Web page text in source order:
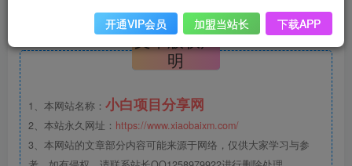
文章版权声
明
1、本网站名称： 小白项目分享网
2、本站永久网址： https://www.xiaobaixm.com/
3、本网站的文章部分内容可能来源于网络，仅供大家学习与参
开通VIP会员 加盟当站长 下载APP